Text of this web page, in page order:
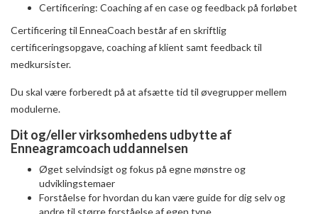
Certificering: Coaching af en case og feedback på forløbet
Certificering til EnneaCoach består af en skriftlig
certificeringsopgave, coaching af klient samt feedback til
medkursister.
Du skal være forberedt på at afsætte tid til øvegrupper mellem
modulerne.
Dit og/eller virksomhedens udbytte af
Enneagramcoach uddannelsen
Øget selvindsigt og fokus på egne mønstre og
udviklingstemaer
Forståelse for hvordan du kan være guide for dig selv og